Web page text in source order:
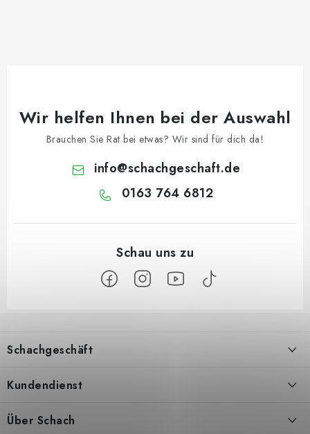
Wir helfen Ihnen bei der Auswahl
Brauchen Sie Rat bei etwas? Wir sind für dich da!
info@schachgeschaft.de
0163 764 6812
F
ß
z
e
Schachgeschäft
Kontakt
Kundendienst
Geschäftsbedingungen
Über Schach